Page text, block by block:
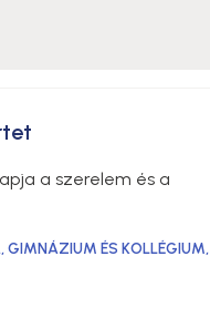
a szerelem és a
ÉS KOLLÉGIUM,